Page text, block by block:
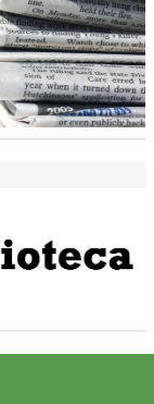
prima riunione a